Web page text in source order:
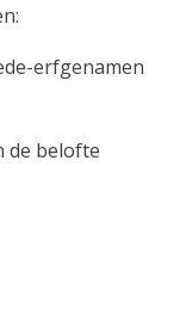
erfgenamen
de belofte